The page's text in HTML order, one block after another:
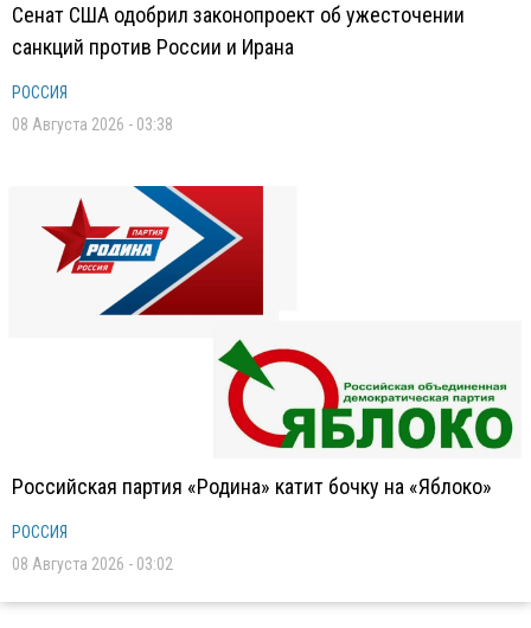
Сенат США одобрил законопроект об ужесточении
санкций против России и Ирана
РОССИЯ
08 Августа 2026 - 03:38
Российская партия «Родина» катит бочку на «Яблоко»
РОССИЯ
08 Августа 2026 - 03:02